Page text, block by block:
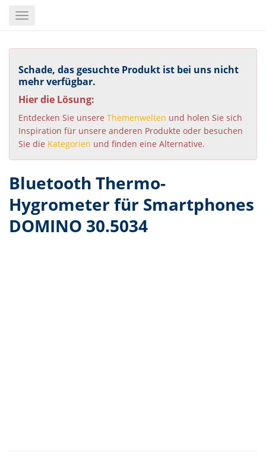
content
Toggle
Schade, das gesuchte Produkt ist bei uns nicht
mehr verfügbar.
Hier die Lösung:
Entdecken Sie unsere Themenwelten und holen Sie sich
Inspiration für unsere anderen Produkte oder besuchen
Sie die Kategorien und finden eine Alternative.
Bluetooth Thermo-
Hygrometer für Smartphones
DOMINO 30.5034